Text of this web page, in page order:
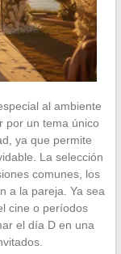
al ambiente
por un tema único
ya que permite
La selección
comunes, los
a la pareja. Ya sea
cine o períodos
el día D en una